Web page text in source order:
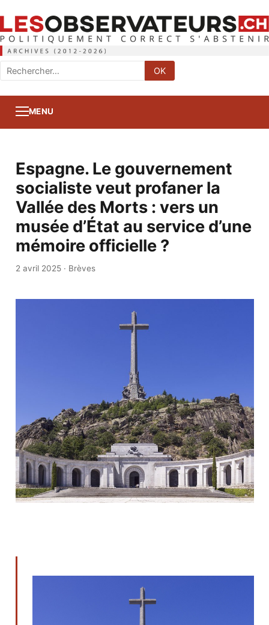
Rechercher
:
OK
MENU
Espagne. Le gouvernement
socialiste veut profaner la
Vallée des Morts : vers un
musée d’État au service d’une
mémoire officielle ?
2 avril 2025· Brèves